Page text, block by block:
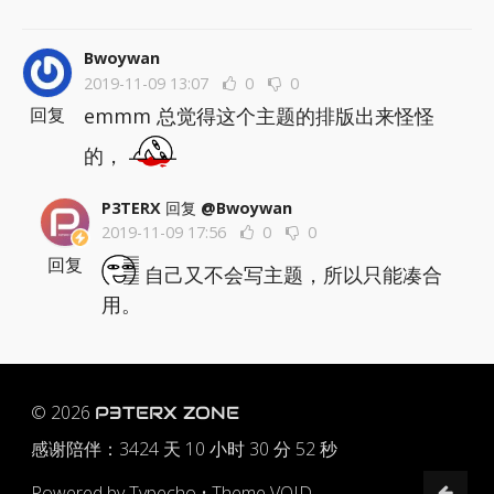
Bwoywan
2019-11-09 13:07
0 0
emmm 总觉得这个主题的排版出来怪怪
的，
回复
P3TERX 回复 @Bwoywan
2019-11-09 17:56
0 0
自己又不会写主题，所以只能凑合
用。
回复
© 2026 P3TERX ZONE
感谢陪伴： 3424 天 10 小时 30 分 53 秒